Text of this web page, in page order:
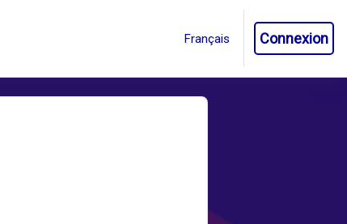
Connexion